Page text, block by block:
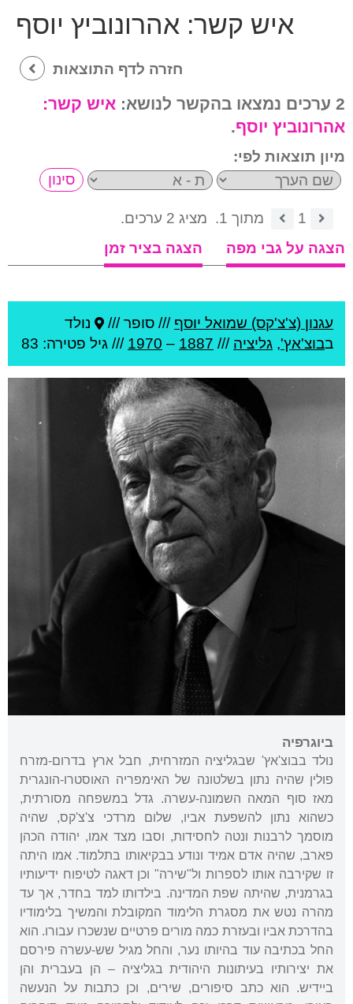
איש קשר: אהרונוביץ יוסף
חזרה לדף התוצאות
2 ערכים נמצאו בהקשר לנושא:
איש קשר:
אהרונוביץ יוסף.
מיון תוצאות לפי:
1 מתוך 1.
מציג 2 ערכים.
הצגה על גבי מפה
הצגה בציר זמן
עגנון (צ'צ'קס) שמואל יוסף /// סופר ///
נולד
בבוצ'אץ', גליציה ///
1887
–
1970 /// גיל פטירה: 83
ביוגרפיה
נולד בבוצ'אץ' שבגליציה המזרחית, חבל ארץ בדרום-מזרח
פולין שהיה נתון בשלטונה של האימפריה האוסטרו-הונגרית
מאז סוף המאה השמונה-עשרה. גדל במשפחה מסורתית,
כשהוא נתון להשפעת אביו, שלום מרדכי צ'צ'קס, שהיה
מוסמך לרבנות ונטה לחסידות, וסבו מצד אמו, יהודה הכהן
פארב, שהיה אדם אמיד ונודע בבקיאותו בתלמוד. אמו היתה
זו שקירבה אותו לספרות ול"שירה" וכן דאגה לטיפוח ידיעותיו
בגרמנית, שהיתה שפת המדינה. בילדותו למד בחדר, אך עד
מהרה נטש את מסגרת הלימוד המקובלת והמשיך בלימודיו
בהדרכת אביו ובעזרת כמה מורים פרטיים שנשכרו עבורו. הוא
החל בכתיבה עוד בהיותו נער, והחל מגיל שש-עשרה פירסם
את יצירותיו בעיתונות היהודית בגליציה – הן בעברית והן
ביידיש. הוא כתב סיפורים, שירים, וכן כתבות על הנעשה